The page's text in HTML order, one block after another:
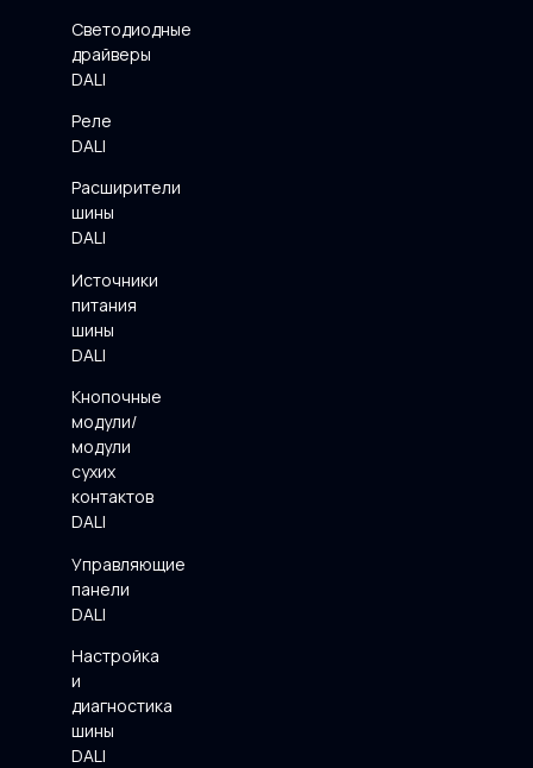
Светодиодные
драйверы
DALI
Реле
DALI
Расширители
шины
DALI
Источники
питания
шины
DALI
Кнопочные
модули/
модули
сухих
контактов
DALI
Управляющие
панели
DALI
Настройка
и
диагностика
шины
DALI